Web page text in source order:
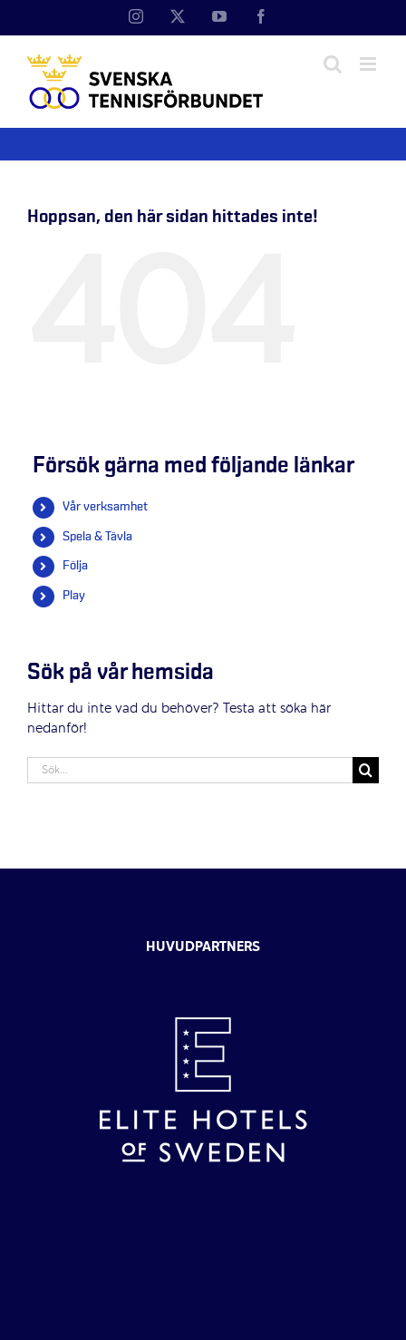
Instagram YouTube
Hoppsan, den här sidan hittades inte!
Försök gärna med följande länkar
Vår verksamhet
Spela & Tävla
Följa
Play
Sök på vår hemsida
Hittar du inte vad du behöver? Testa att söka här
nedanför!
Sök
efter:
HUVUDPARTNERS